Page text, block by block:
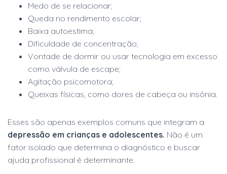
Medo de se relacionar;
Queda no rendimento escolar;
Baixa autoestima;
Dificuldade de concentração;
Vontade de dormir ou usar tecnologia em excesso
como válvula de escape;
Agitação psicomotora;
Queixas físicas, como dores de cabeça ou insônia.
Esses são apenas exemplos comuns que integram a
depressão em crianças e adolescentes. Não é um
fator isolado que determina o diagnóstico e buscar
ajuda profissional é determinante.